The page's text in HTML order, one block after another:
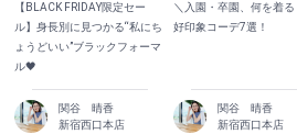
【BLACK FRIDAY限定セー
ル】身長別に見つかる“私にち
ょうどいい”ブラックフォーマ
ル🖤
関谷 晴香
新宿西口本店
＼入園・卒園、何を着る
好印象コーデ7選！
関谷 晴香
新宿西口本店